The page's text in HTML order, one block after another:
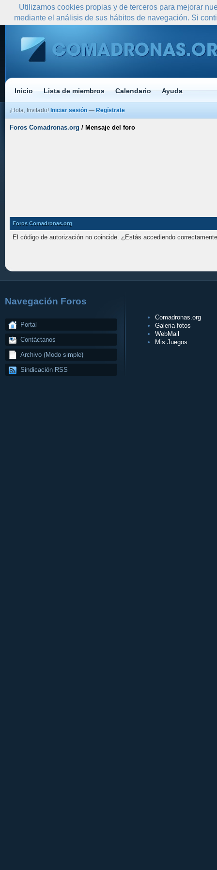
Inicio Lista de miembros Calendario Ayuda
¡Hola, Invitado! Iniciar sesión — Regístrate
Foros Comadronas.org / Mensaje del foro
Foros Comadronas.org
El código de autorización no coincide. ¿Estás accediendo
Navegación Foros
Portal
Contáctanos
Archivo (Modo simple)
Sindicación RSS
Comadronas.org
Galeria fotos
WebMail
Mis Juegos
Utilizamos cookies propias y de terceros para mejorar
mediante el análisis de sus hábitos de navegación. Si